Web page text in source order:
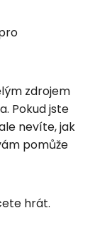
zdrojem
Pokud jste
nevíte, jak
pomůže
hrát.